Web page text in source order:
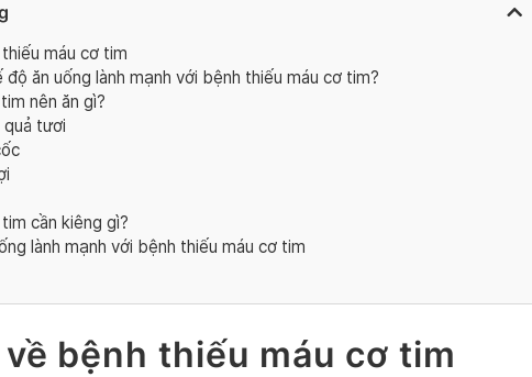
máu cơ tim
ăn uống lành mạnh với bệnh thiếu máu cơ tim?
nên ăn gì?
quả tươi
cần kiêng gì?
lành mạnh với bệnh thiếu máu cơ tim
bệnh thiếu máu cơ tim